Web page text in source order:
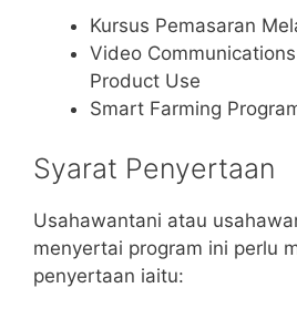
Kursus Pemasaran
Video
Product Use
Smart Farming
Syarat Penyertaan
Usahawantani atau
menyertai program ini perlu
penyertaan iaitu: